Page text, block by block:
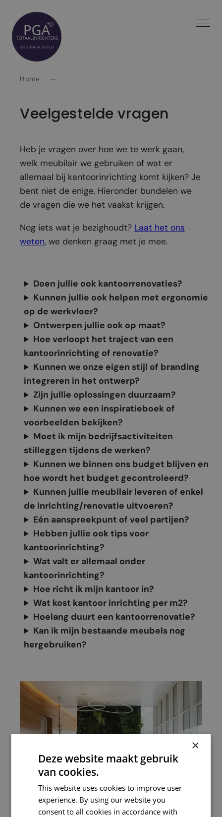
Spring
naar
inhoud
Home —
Veelgestelde vragen
Heb je vragen over hoe we te werk gaan,
welk meubilair we gebruiken of wat er
allemaal bij kantoorinrichting komt kijken? Je
bent niet de enige. Hieronder bundelen we
de vragen die we het vaakst krijgen.
Nog iets wat je bezighoudt? Laat het ons
weten, we denken graag met je mee.
Doen jullie ook kantoorrenovaties?
Kunnen jullie ook helpen met ergonomie
op de werkvloer?
Ontwerpen jullie ook op maat?
Hoe verloopt het traject van een
kantoorinrichting of renovatie?
Kunnen we onze eigen stijl of branding
integreren in het ontwerp?
Zijn jullie oplossingen duurzaam?
Kunnen we een inspiratieboek of
voorbeelden bekijken?
Moet ik mijn bedrijfsactiviteiten
stilleggen tijdens de werken?
Kunnen we binnen ons budget blijven en
hoe wordt het budget gecontroleerd?
Kunnen jullie meubilair leveren of enkel
de inrichting/renovatie uitvoeren?
Eén aanspreekpunt of veel partijen?
Hebben jullie ook tips voor
kantoorinrichting?
Wat valt er allemaal onder
kantoorinrichting?
Hoe richt ik mijn kantoor in?
Wat kost kantoor inrichting per m2?
Hoelang duurt een kantoorrenovatie?
Kan ik mijn bestaande meubels nog
hergebruiken?
×
Deze website maakt gebruik
van cookies.
This website uses cookies to improve user
experience. By using our website you
consent to all cookies in accordance with